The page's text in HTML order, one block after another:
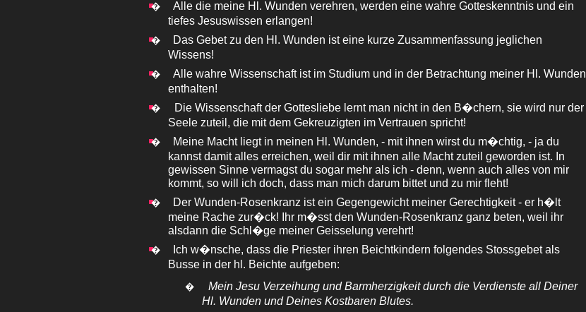
�
Alle die meine Hl. Wunden verehren, werden eine wahre Gotteskenntnis und ein
tiefes Jesuswissen erlangen!
�
Das Gebet zu den Hl. Wunden ist eine kurze Zusammenfassung jeglichen
Wissens!
�
Alle wahre Wissenschaft ist im Studium und in der Betrachtung meiner Hl. Wunden
enthalten!
�
Die Wissenschaft der Gottesliebe lernt man nicht in den B�chern, sie wird nur der
Seele zuteil, die mit dem Gekreuzigten im Vertrauen spricht!
�
Meine Macht liegt in meinen Hl. Wunden, - mit ihnen wirst du m�chtig, - ja du
kannst damit alles erreichen, weil dir mit ihnen alle Macht zuteil geworden ist. In
gewissen Sinne vermagst du sogar mehr als ich - denn, wenn auch alles von mir
kommt, so will ich doch, dass man mich darum bittet und zu mir fleht!
�
Der Wunden-Rosenkranz ist ein Gegengewicht meiner Gerechtigkeit - er h�lt
meine Rache zur�ck! Ihr m�sst den Wunden-Rosenkranz ganz beten, weil ihr
alsdann die Schl�ge meiner Geisselung verehrt!
�
Ich w�nsche, dass die Priester ihren Beichtkindern folgendes Stossgebet als
Busse in der hl. Beichte aufgeben:
�
Mein Jesu Verzeihung und Barmherzigkeit durch die Verdienste all Deiner
Hl. Wunden und Deines Kostbaren Blutes.